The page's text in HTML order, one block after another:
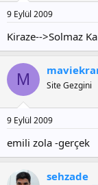
9 Eylül 2009
Kiraze-->Solmaz
M Site Gezgini
9 Eylül 2009
emili zola -gerçek
sehzade